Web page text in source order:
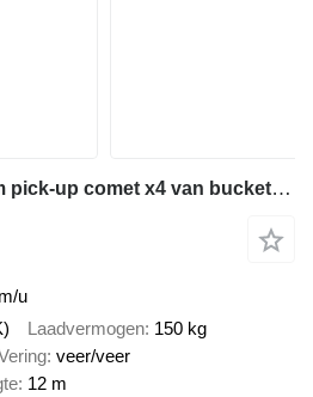
Ford Ranger 4x4 - 12 m pick-up comet x4 van bucket truck boom lift po
u
Laadvermogen 150 kg
veer/veer
12 m